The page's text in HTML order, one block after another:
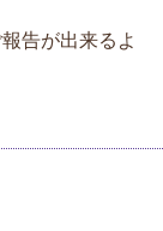
告が出来るよ